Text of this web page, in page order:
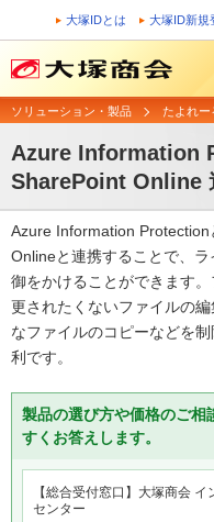
大塚IDとは 大塚ID新規
ソリューション・製品 たよれー
Azure Information
SharePoint Online
Azure Information Protection
Onlineと連携することで、ラ
御をかけることができます
更されたくないファイルの
なファイルのコピーなどを
利です。
製品の選び方や価格のご相
すくお答えします。
【総合受付窓口】大塚商会
センター